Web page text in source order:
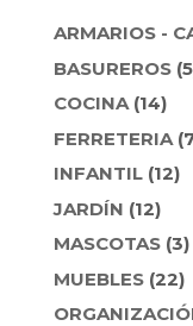
ARMARIOS -
BASUREROS 5
COCINA 1414
FERRETERIA
INFANTIL 1212
JARDÍN 1212
MASCOTAS 33
MUEBLES 2222